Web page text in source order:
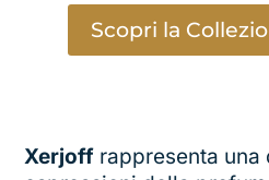
Scopri la
Xerjoff rappresenta una